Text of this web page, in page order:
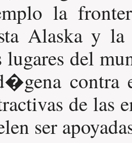
la
Alaska y
lugares del
contra
de las
ser